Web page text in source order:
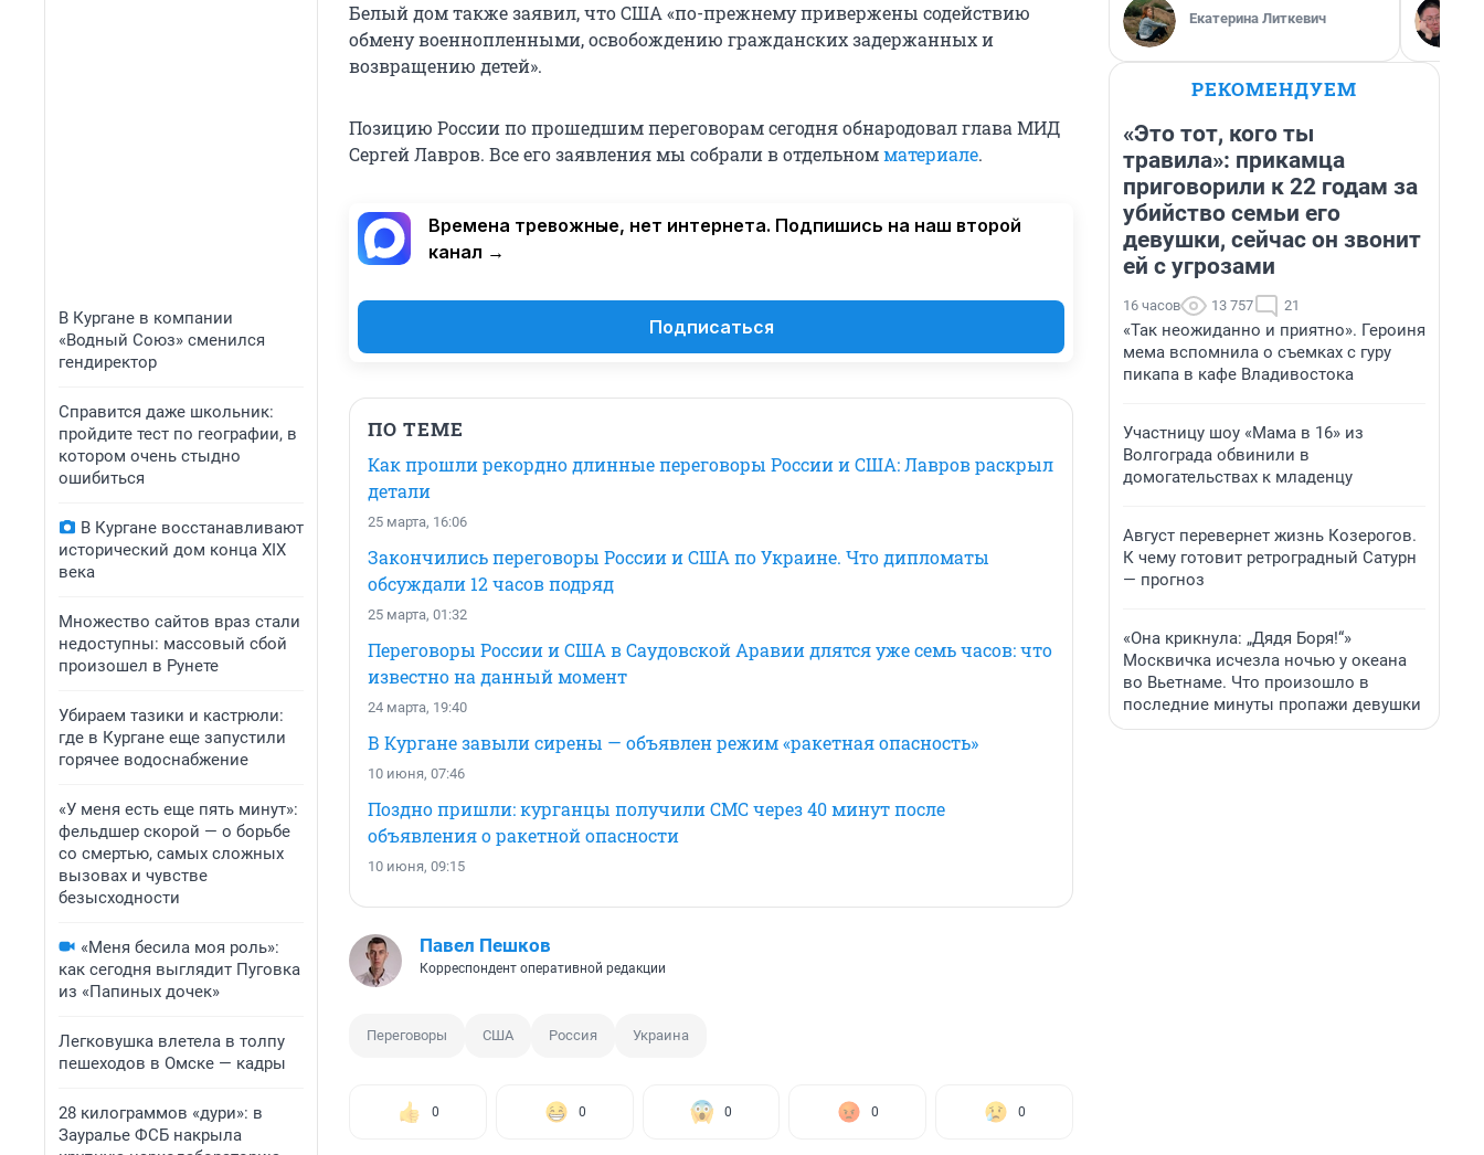
В Кургане в компании
«Водный Союз» сменился
гендиректор
Справится даже школьник:
пройдите тест по географии, в
котором очень стыдно
ошибиться
В Кургане восстанавливают
исторический дом конца XIX
века
Множество сайтов враз стали
недоступны: массовый сбой
произошел в Рунете
Убираем тазики и кастрюли:
где в Кургане еще запустили
горячее водоснабжение
«У меня есть еще пять минут»:
фельдшер скорой — о борьбе
со смертью, самых сложных
вызовах и чувстве
безысходности
«Меня бесила моя роль»:
как сегодня выглядит Пуговка
из «Папиных дочек»
Легковушка влетела в толпу
пешеходов в Омске — кадры
28 килограммов «дури»: в
Зауралье ФСБ накрыла
Белый дом также заявил, что США «по-прежнему привержены содействию
обмену военнопленными, освобождению гражданских задержанных и
возвращению детей».
Позицию России по прошедшим переговорам сегодня обнародовал глава МИД
Сергей Лавров. Все его заявления мы собрали в отдельномматериале.
Времена тревожные, нет интернета. Подпишись на наш второй
канал →
Подписаться
ПО ТЕМЕ
Как прошли рекордно длинные переговоры России и США: Лавров раскрыл
детали
25 марта, 16:06
Закончились переговоры России и США по Украине. Что дипломаты
обсуждали 12 часов подряд
25 марта, 01:32
Переговоры России и США в Саудовской Аравии длятся уже семь часов: что
известно на данный момент
24 марта, 19:40
В Кургане завыли сирены — объявлен режим «ракетная опасность»
10 июня, 07:46
Поздно пришли: курганцы получили СМС через 40 минут после
объявления о ракетной опасности
10 июня, 09:15
Павел Пешков
Корреспондент оперативной редакции
Переговоры США Россия Украина
0 0 0 0 0
Екатерина Литкевич
РЕКОМЕНДУЕМ
«Это тот, кого ты
травила»: прикамца
приговорили к 22 годам за
убийство семьи его
девушки, сейчас он звонит
ей с угрозами
16 часов 13 757 21
«Так неожиданно и приятно». Героиня
мема вспомнила о съемках с гуру
пикапа в кафе Владивостока
Участницу шоу «Мама в 16» из
Волгограда обвинили в
домогательствах к младенцу
Август перевернет жизнь Козерогов.
К чему готовит ретроградный Сатурн
— прогноз
«Она крикнула: „Дядя Боря!“»
Москвичка исчезла ночью у океана
во Вьетнаме. Что произошло в
последние минуты пропажи девушки